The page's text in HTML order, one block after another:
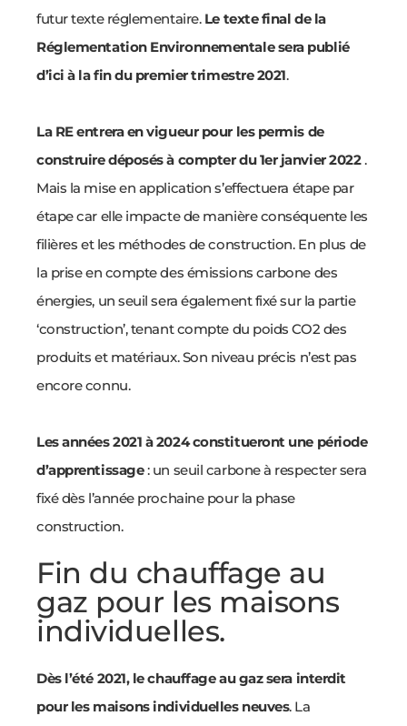
futur texte réglementaire. Le texte final de la
Réglementation Environnementale sera publié
d’ici à la fin du premier trimestre 2021.
La RE entrera en vigueur pour les permis de
construire déposés à compter du1er janvier 2022.
Mais la mise en application s’effectuera étape par
étape car elle impacte de manière conséquente les
filières et les méthodes de construction. En plus de
la prise en compte des émissions carbone des
énergies, un seuil sera également fixé sur la partie
‘construction’, tenant compte du poids CO2 des
produits et matériaux. Son niveau précis n’est pas
encore connu.
Les années 2021 à 2024 constitueront une période
d’apprentissage: un seuil carbone à respecter sera
fixé dès l’année prochaine pour la phase
construction.
Fin du chauffage au
gaz pour les maisons
individuelles.
Dès l’été 2021, le chauffage au gaz sera interdit
pour les maisons individuelles neuves. La